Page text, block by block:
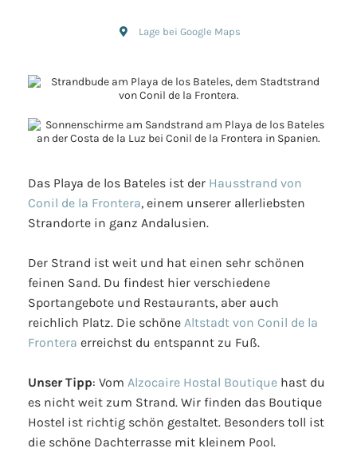
Lage bei Google Maps
Das Playa de los Bateles ist der Hausstrand von
Conil de la Frontera, einem unserer allerliebsten
Strandorte in ganz Andalusien.
Der Strand ist weit und hat einen sehr schönen
feinen Sand. Du findest hier verschiedene
Sportangebote und Restaurants, aber auch
reichlich Platz. Die schöne Altstadt von Conil de la
Frontera erreichst du entspannt zu Fuß.
Unser Tipp: Vom Alzocaire Hostal Boutique hast du
es nicht weit zum Strand. Wir finden das Boutique
Hostel ist richtig schön gestaltet. Besonders toll ist
die schöne Dachterrasse mit kleinem Pool.